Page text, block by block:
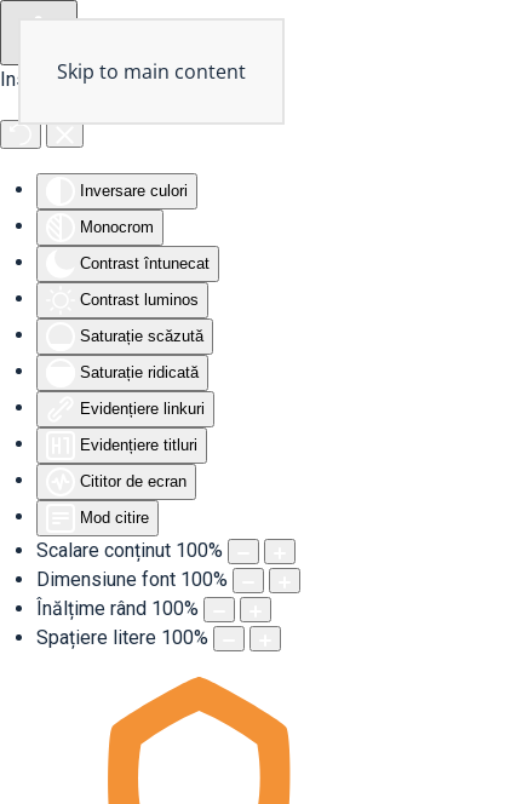
Instrumente de accesibilitate
Inversare culori
Monocrom
Contrast întunecat
Contrast luminos
Saturație scăzută
Saturație ridicată
Evidențiere linkuri
Evidențiere titluri
Cititor de ecran
Mod citire
Scalare conținut 100%
Dimensiune font 100%
Înălțime rând 100%
Spațiere litere 100%
Skip to main content